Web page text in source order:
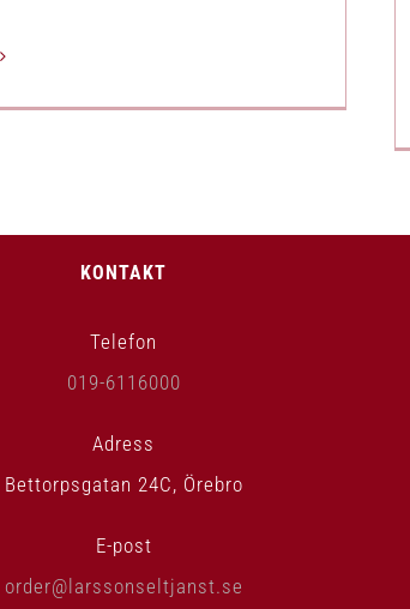
KONTAKT
Telefon
019-6116000
Adress
Bettorpsgatan 24C, Örebro
E-post
order@larssonseltjanst.se